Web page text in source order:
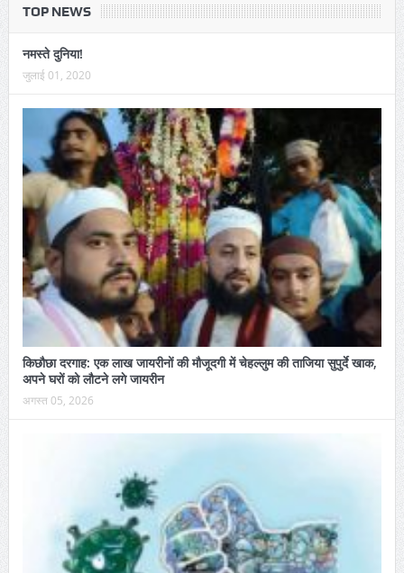
TOP NEWS
नमस्ते दुनिया!
जुलाई 01, 2020
किछौछा दरगाह: एक लाख जायरीनों की मौजूदगी में चेहल्लुम की ताजिया सुपुर्दे खाक,
अपने घरों को लौटने लगे जायरीन
अगस्त 05, 2026